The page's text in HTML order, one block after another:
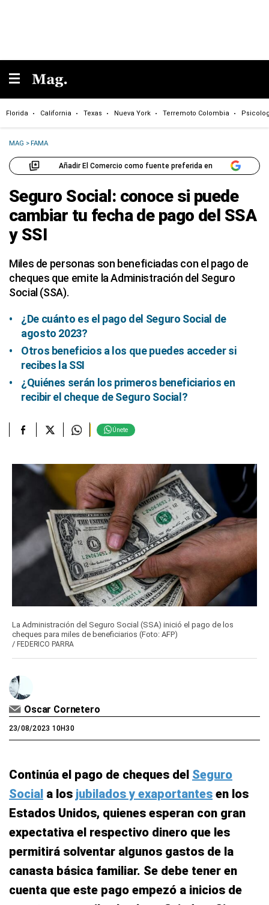
Florida California Texas Nueva York Terremoto Colombia
MAG >FAMA
Añadir El Comercio como fuente preferida en
Seguro Social: conoce si puede
cambiar tu fecha de pago del SSA
y SSI
Miles de personas son beneficiadas con el pago de
cheques que emite la Administración del Seguro
Social (SSA).
¿De cuánto es el pago del Seguro Social de
agosto 2023?
Otros beneficios a los que puedes acceder si
recibes la SSI
¿Quiénes serán los primeros beneficiarios en
recibir el cheque de Seguro Social?
Únete
La Administración del Seguro Social (SSA) inició el pago de los
cheques para miles de beneficiarios (Foto: AFP)
/ FEDERICO PARRA
Oscar Cornetero
23/08/2023 10H30
Continúa el pago de cheques del Seguro
Social a los jubilados y exaportantes en los
Estados Unidos, quienes esperan con gran
expectativa el respectivo dinero que les
permitirá solventar algunos gastos de la
canasta básica familiar. Se debe tener en
cuenta que este pago empezó a inicios de